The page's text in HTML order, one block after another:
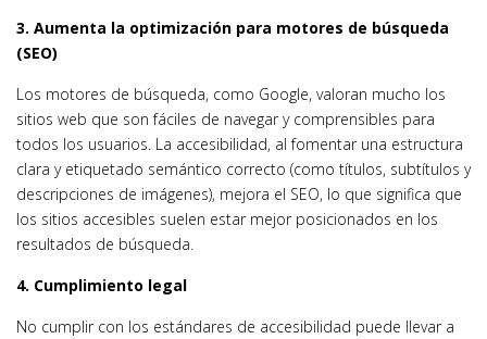
3. Aumenta la optimización para motores de búsqueda
(SEO)
Los motores de búsqueda, como Google, valoran mucho los
sitios web que son fáciles de navegar y comprensibles para
todos los usuarios. La accesibilidad, al fomentar una estructura
clara y etiquetado semántico correcto (como títulos, subtítulos y
descripciones de imágenes), mejora el SEO, lo que significa que
los sitios accesibles suelen estar mejor posicionados en los
resultados de búsqueda.
4. Cumplimiento legal
No cumplir con los estándares de accesibilidad puede llevar a